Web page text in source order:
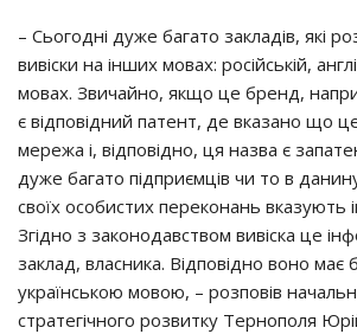
– Сьогодні дуже багато закладів, які
вивіски на інших мовах: російській,
мовах. Звичайно, якщо це бренд,
є відповідний патент, де вказано що
мережа і, відповідно, ця назва є
дуже багато підприємців чи то в
своїх особистих переконань
Згідно з законодавством вивіска це
заклад, власника. Відповідно воно має
українською мовою, – розповів
стратегічного розвитку Тернополя